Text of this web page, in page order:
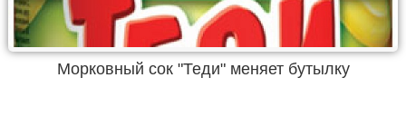
Морковный сок "Теди" меняет бутылку